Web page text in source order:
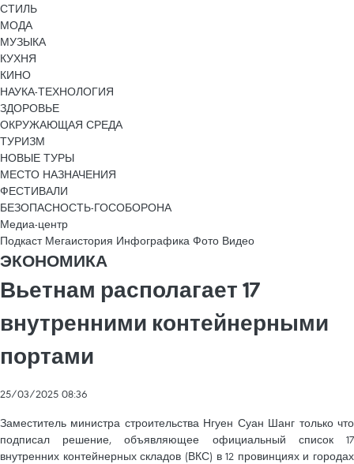
СТИЛЬ
МОДА
МУЗЫКА
КУХНЯ
КИНО
НАУКА-ТЕХНОЛОГИЯ
ЗДОРОВЬЕ
ОКРУЖАЮЩАЯ СРЕДА
ТУРИЗМ
НОВЫЕ ТУРЫ
МЕСТО НАЗНАЧЕНИЯ
ФЕСТИВАЛИ
БЕЗОПАСНОСТЬ-ГОСОБОРОНА
Медиа-центр
Подкаст Мегаистория Инфографика Фото Видео
ЭКОНОМИКА
Вьетнам располагает 17
внутренними контейнерными
портами
25/03/2025 08:36
Заместитель министра строительства Нгуен Суан Шанг только что
подписал решение, объявляющее официальный список 17
внутренних контейнерных складов (ВКС) в 12 провинциях и городах